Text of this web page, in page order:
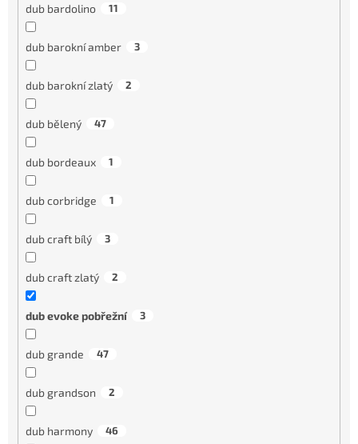
dub bardolino 11
dub barokní amber 3
dub barokní zlatý 2
dub bělený 47
dub bordeaux 1
dub corbridge 1
dub craft bílý 3
dub craft zlatý 2
dub evoke pobřežní 3
dub grande 47
dub grandson 2
dub harmony 46